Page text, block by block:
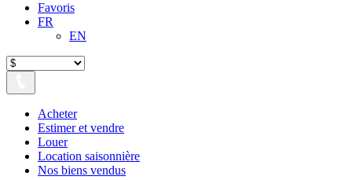
Favoris
FR
EN
Acheter
Estimer et vendre
Louer
Location saisonnière
Nos biens vendus